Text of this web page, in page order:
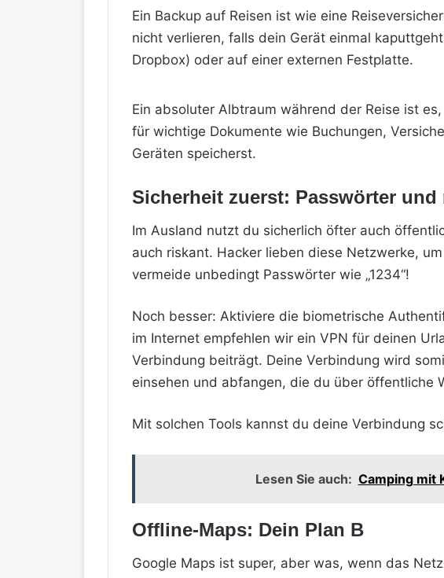
Ein Backup auf Reisen ist wie eine
nicht verlieren, falls dein Gerät einmal
Dropbox) oder auf einer externen Festplatte.
Ein absoluter Albtraum während der Reise ist
für wichtige Dokumente wie Buchungen,
Geräten speicherst.
Sicherheit zuerst: Passwörter und
Im Ausland nutzt du sicherlich öfter auch
auch riskant. Hacker lieben diese Netzwerke,
vermeide unbedingt Passwörter wie „1234“!
Noch besser: Aktiviere die biometrische
im Internet empfehlen wir ein VPN für deinen
Verbindung beiträgt. Deine Verbindung wird
einsehen und abfangen, die du über öffentliche
Mit solchen Tools kannst du deine Verbindung
Lesen Sie auch: Camping mit
Offline-Maps: Dein Plan B
Google Maps ist super, aber was, wenn das